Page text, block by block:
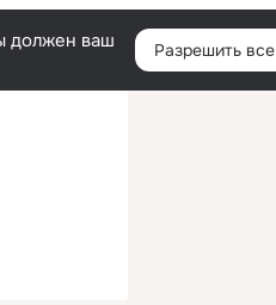
Войти
должен ваш
Разрешить все